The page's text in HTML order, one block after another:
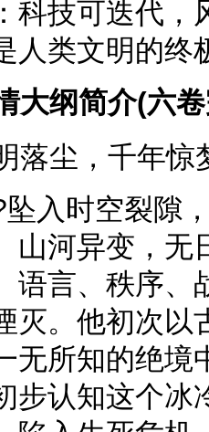
科技可迭代，
人类文明的终
大纲简介(六
落尘，千年惊
入时空裂隙
山河异变，无
语言、秩序、
灭。他初次以
无所知的绝境
步认知这个冰